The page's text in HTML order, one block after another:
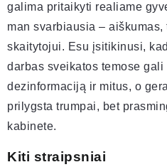
galima pritaikyti realiame
man svarbiausia –
skaitytojui. Esu įsitikinusi,
darbas sveikatos temose
dezinformaciją ir mitus, o
prilygsta trumpai, bet
kabinete.
Kiti straipsniai